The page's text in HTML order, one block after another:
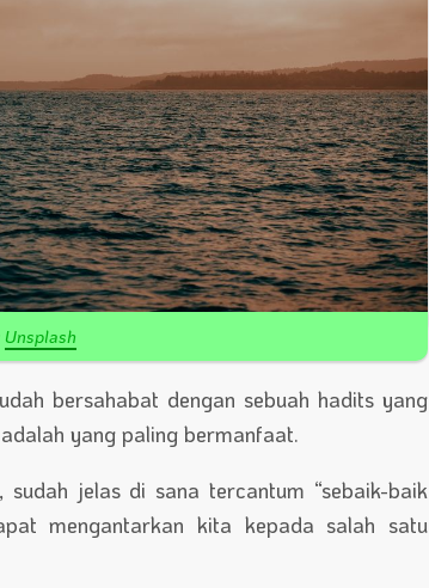
Unsplash
bersahabat dengan sebuah hadits yang
yang paling bermanfaat.
jelas di sana tercantum “sebaik-baik
mengantarkan kita kepada salah satu